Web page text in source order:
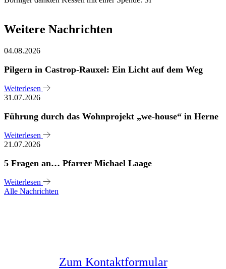
Weitere Nachrichten
04.08.2026
Pilgern in Castrop-Rauxel: Ein Licht auf dem Weg
Weiterlesen
31.07.2026
Führung durch das Wohnprojekt „we-house“ in Herne
Weiterlesen
21.07.2026
5 Fragen an… Pfarrer Michael Laage
Weiterlesen
Alle Nachrichten
Zum Kontaktformular